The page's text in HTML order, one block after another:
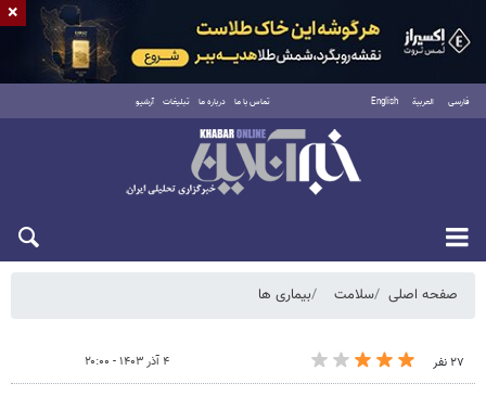
فارسی العربية English تماس با ما درباره ما تبلیغات آرشیو
شنبه ۱۷ مرداد ۱۴۰۵
صفحه اصلی سلامت بیماری ها
۲۷ نفر ۴ آذر ۱۴۰۳ - ۲۰:۰۰
×